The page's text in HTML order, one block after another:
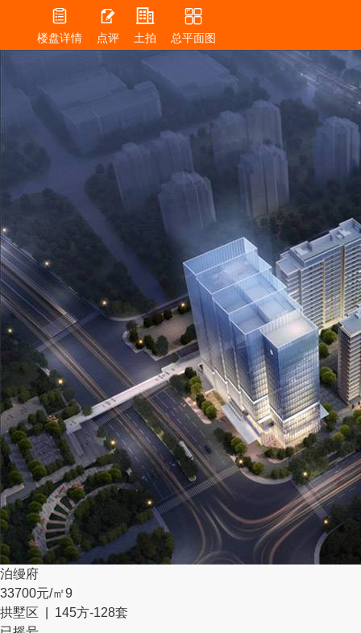

楼盘详情

点评

土拍

总平面图
泊缦府
33700元/㎡9
拱墅区 | 145方-128套